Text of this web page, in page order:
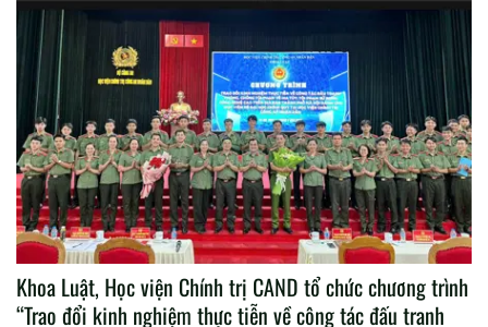
Khoa Luật, Học viện Chính trị CAND tổ chức chương trình
“Trao đổi kinh nghiệm thực tiễn về công tác đấu tranh